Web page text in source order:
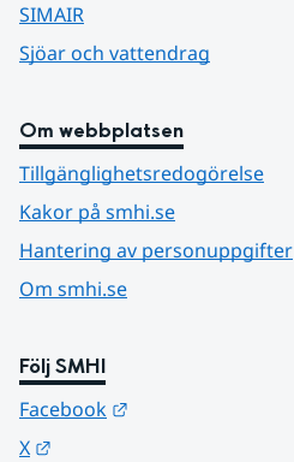
SIMAIR
Sjöar och vattendrag
Om webbplatsen
Tillgänglighetsredogörelse
Kakor på smhi.se
Hantering av personuppgifter
Om smhi.se
Följ SMHI
Facebook
X